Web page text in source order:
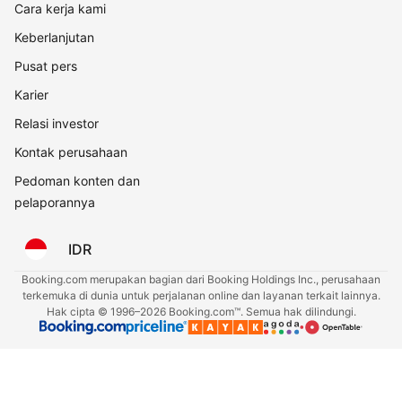
Cara kerja kami
Keberlanjutan
Pusat pers
Karier
Relasi investor
Kontak perusahaan
Pedoman konten dan
pelaporannya
IDR
Booking.com merupakan bagian dari Booking Holdings Inc., perusahaan
terkemuka di dunia untuk perjalanan online dan layanan terkait lainnya.
Hak cipta © 1996–2026 Booking.com™. Semua hak dilindungi.